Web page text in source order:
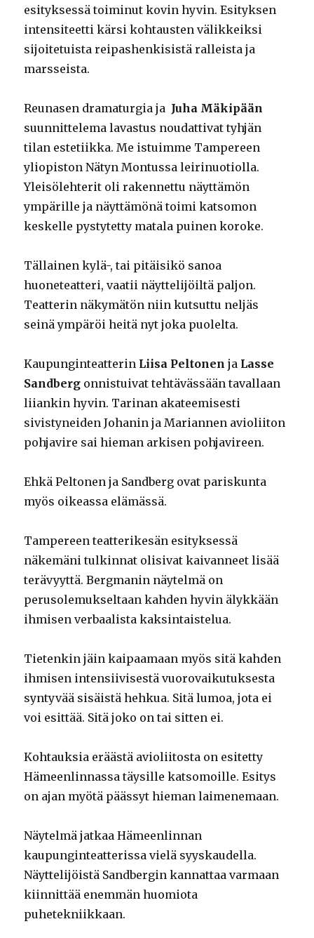
esityksessä toiminut kovin hyvin. Esityksen
intensiteetti kärsi kohtausten välikkeiksi
sijoitetuista reipashenkisistä ralleista ja
marsseista.
Reunasen dramaturgia ja Juha Mäkipään
suunnittelema lavastus noudattivat tyhjän
tilan estetiikka. Me istuimme Tampereen
yliopiston Nätyn Montussa leirinuotiolla.
Yleisölehterit oli rakennettu näyttämön
ympärille ja näyttämönä toimi katsomon
keskelle pystytetty matala puinen koroke.
Tällainen kylä-, tai pitäisikö sanoa
huoneteatteri, vaatii näyttelijöiltä paljon.
Teatterin näkymätön niin kutsuttu neljäs
seinä ympäröi heitä nyt joka puolelta.
Kaupunginteatterin Liisa Peltonen ja Lasse
Sandberg onnistuivat tehtävässään tavallaan
liiankin hyvin. Tarinan akateemisesti
sivistyneiden Johanin ja Mariannen avioliiton
pohjavire sai hieman arkisen pohjavireen.
Ehkä Peltonen ja Sandberg ovat pariskunta
myös oikeassa elämässä.
Tampereen teatterikesän esityksessä
näkemäni tulkinnat olisivat kaivanneet lisää
terävyyttä. Bergmanin näytelmä on
perusolemukseltaan kahden hyvin älykkään
ihmisen verbaalista kaksintaistelua.
Tietenkin jäin kaipaamaan myös sitä kahden
ihmisen intensiivisestä vuorovaikutuksesta
syntyvää sisäistä hehkua. Sitä lumoa, jota ei
voi esittää. Sitä joko on tai sitten ei.
Kohtauksia eräästä avioliitosta on esitetty
Hämeenlinnassa täysille katsomoille. Esitys
on ajan myötä päässyt hieman laimenemaan.
Näytelmä jatkaa Hämeenlinnan
kaupunginteatterissa vielä syyskaudella.
Näyttelijöistä Sandbergin kannattaa varmaan
kiinnittää enemmän huomiota
puhetekniikkaan.